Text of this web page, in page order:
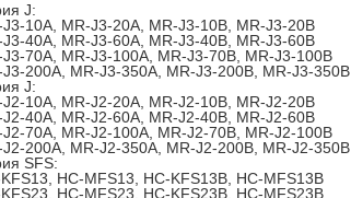
J:
J3-10A, MR-J3-20A, MR-J3-10B, MR-J3-20B
J3-40A, MR-J3-60A, MR-J3-40B, MR-J3-60B
J3-70A, MR-J3-100A, MR-J3-70B, MR-J3-100B
J3-200A, MR-J3-350A, MR-J3-200B, MR-J3-350B
J:
J2-10A, MR-J2-20A, MR-J2-10B, MR-J2-20B
J2-40A, MR-J2-60A, MR-J2-40B, MR-J2-60B
J2-70A, MR-J2-100A, MR-J2-70B, MR-J2-100B
J2-200A, MR-J2-350A, MR-J2-200B, MR-J2-350B
SFS:
HC-MFS13, HC-KFS13B, HC-MFS13B
HC-MFS23, HC-KFS23B, HC-MFS23B